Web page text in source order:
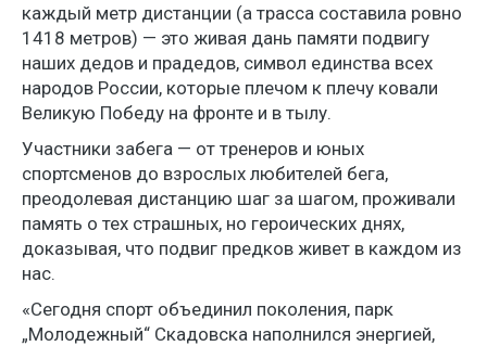
каждый метр дистанции (а трасса составила ровно
1418 метров) — это живая дань памяти подвигу
наших дедов и прадедов, символ единства всех
народов России, которые плечом к плечу ковали
Великую Победу на фронте и в тылу.
Участники забега — от тренеров и юных
спортсменов до взрослых любителей бега,
преодолевая дистанцию шаг за шагом, проживали
память о тех страшных, но героических днях,
доказывая, что подвиг предков живет в каждом из
нас.
«Сегодня спорт объединил поколения, парк
„Молодежный“ Скадовска наполнился энергией,